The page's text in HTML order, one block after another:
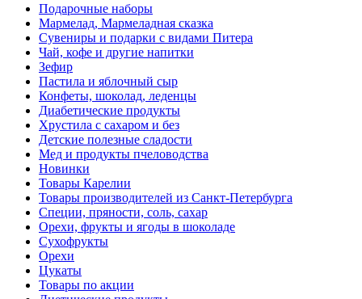
Подарочные наборы
Мармелад, Мармеладная сказка
Сувениры и подарки с видами Питера
Чай, кофе и другие напитки
Зефир
Пастила и яблочный сыр
Конфеты, шоколад, леденцы
Диабетические продукты
Хрустила с сахаром и без
Детские полезные сладости
Мед и продукты пчеловодства
Новинки
Товары Карелии
Товары производителей из Санкт-Петербурга
Специи, пряности, соль, сахар
Орехи, фрукты и ягоды в шоколаде
Сухофрукты
Орехи
Цукаты
Товары по акции